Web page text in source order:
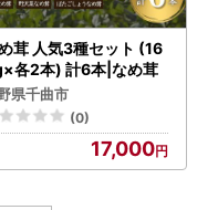
茸 人気3種セット (16
各2本) 計6本|なめ茸
県千曲市
(0)
17,000